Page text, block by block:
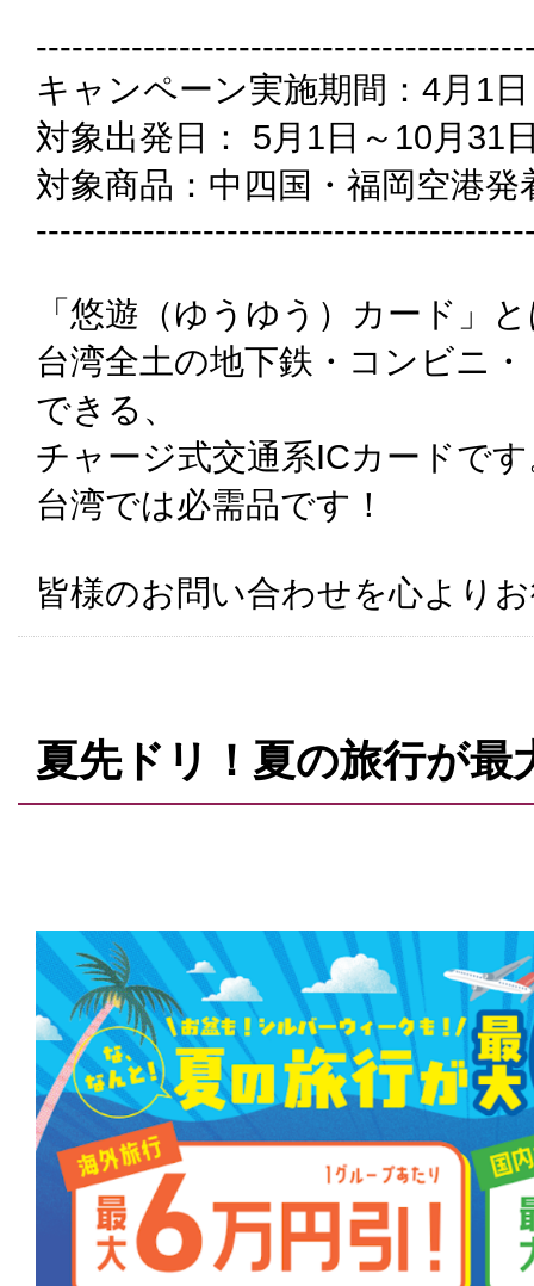
キャンペーン実施期間：4月1
対象出発日： 5月1日～10月31
対象商品：中四国・福岡空港
「悠遊（ゆうゆう）カード」
台湾全土の地下鉄・コンビニ
できる、
チャージ式交通系ICカードで
台湾では必需品です！
皆様のお問い合わせを心より
夏先ドリ！夏の旅行が最